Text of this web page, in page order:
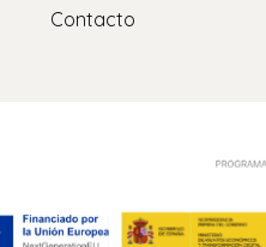
Contacto